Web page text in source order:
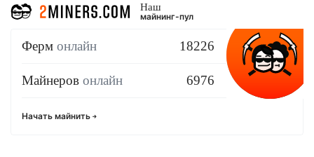
Наш
майнинг-пул
Ферм онлайн 18226
Майнеров онлайн 6976
Начать майнить